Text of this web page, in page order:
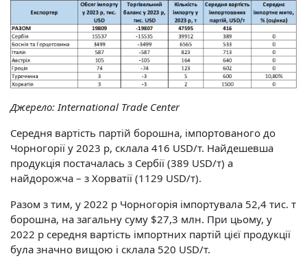
Джерело: International Trade Center
Середня вартість партій борошна, імпортованого до
Чорногорії у 2023 р, склала 416 USD/т. Найдешевша
продукція постачалась з Сербії (389 USD/т) а
найдорожча – з Хорватії (1129 USD/т).
Разом з тим, у 2022 р Чорногорія імпортувала 52,4 тис. т
борошна, на загальну суму $27,3 млн. При цьому, у
2022 р середня вартість імпортних партій цієї продукції
була значно вищою і склала 520 USD/т.